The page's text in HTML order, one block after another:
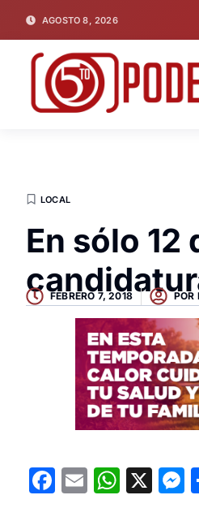
AGOSTO 8, 2026
LOCAL
En sólo
FEBRERO 7, 2018 POR
Facebook
Email X